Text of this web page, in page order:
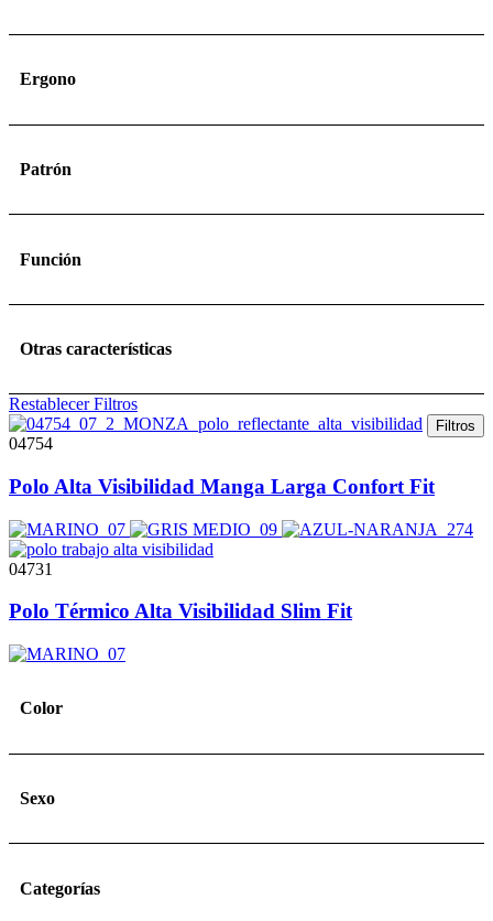
Ergono
Patrón
Función
Otras características
Restablecer Filtros
Filtros
04754
Polo Alta Visibilidad Manga Larga Confort Fit
04731
Polo Térmico Alta Visibilidad Slim Fit
Color
Sexo
Categorías